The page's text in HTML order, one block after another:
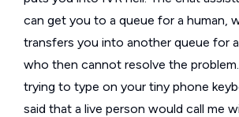
can get you to a queue for a human,
transfers you into another queue for
who then cannot resolve the
trying to type on your tiny phone
said that a live person would call me